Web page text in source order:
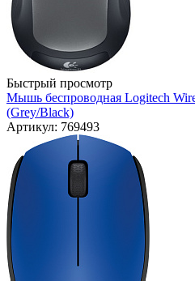
Быстрый просмотр
Мышь беспроводная Logitech
(Grey/Black)
Артикул: 769493